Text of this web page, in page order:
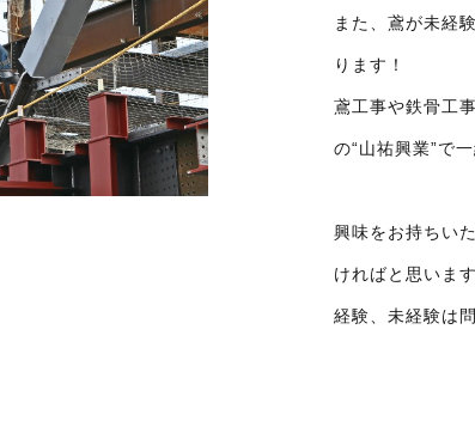
また、鳶が未経
ります！
鳶工事や鉄骨工
の“山祐興業”で
興味をお持ちい
ければと思います
経験、未経験は